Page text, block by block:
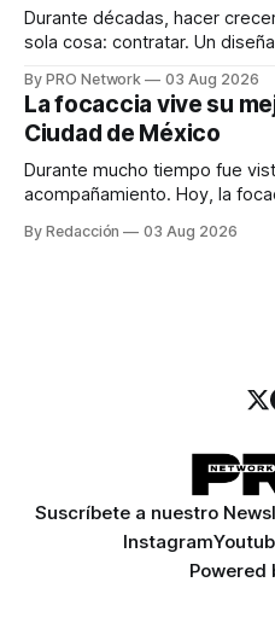
Durante décadas, hacer
sola cosa: contratar. Un
para los textos, alguien que
para encontrar prospectos,
llamadas y mensajes, y —con
By PRO Network 03 Aug 2026
La focaccia vive su
Ciudad de México
Durante mucho tiempo fue
acompañamiento. Hoy, la
artesanal, ingredientes de
By Redacción 03 Aug 2026
Suscríbete a nuestro
Instagram
Powered